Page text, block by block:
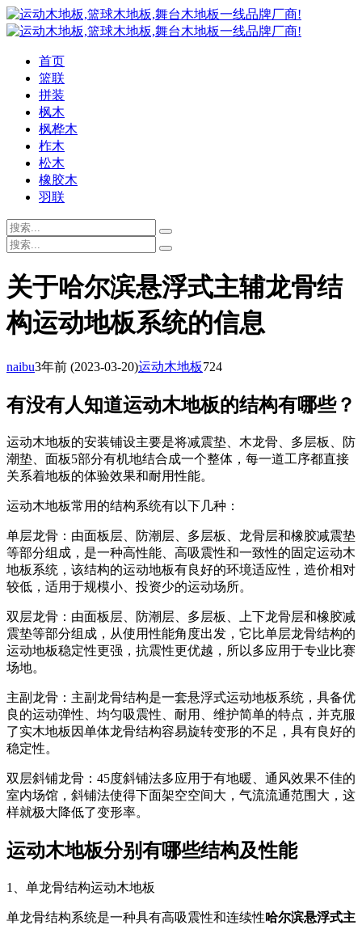
首页
篮联
拼装
枫木
枫桦木
柞木
松木
橡胶木
羽联
关于哈尔滨悬浮式主辅龙骨结
构运动地板系统的信息
naibu3年前 (2023-03-20)运动木地板724
有没有人知道运动木地板的结构有哪些？
运动木地板的安装铺设主要是将减震垫、木龙骨、多层板、防
潮垫、面板5部分有机地结合成一个整体，每一道工序都直接
关系着地板的体验效果和耐用性能。
运动木地板常用的结构系统有以下几种：
单层龙骨：由面板层、防潮层、多层板、龙骨层和橡胶减震垫
等部分组成，是一种高性能、高吸震性和一致性的固定运动木
地板系统，该结构的运动地板有良好的环境适应性，造价相对
较低，适用于规模小、投资少的运动场所。
双层龙骨：由面板层、防潮层、多层板、上下龙骨层和橡胶减
震垫等部分组成，从使用性能角度出发，它比单层龙骨结构的
运动地板稳定性更强，抗震性更优越，所以多应用于专业比赛
场地。
主副龙骨：主副龙骨结构是一套悬浮式运动地板系统，具备优
良的运动弹性、均匀吸震性、耐用、维护简单的特点，并克服
了实木地板因单体龙骨结构容易旋转变形的不足，具有良好的
稳定性。
双层斜铺龙骨：45度斜铺法多应用于有地暖、通风效果不佳的
室内场馆，斜铺法使得下面架空空间大，气流流通范围大，这
样就极大降低了变形率。
运动木地板分别有哪些结构及性能
1、单龙骨结构运动木地板
单龙骨结构系统是一种具有高吸震性和连续性哈尔滨悬浮式主